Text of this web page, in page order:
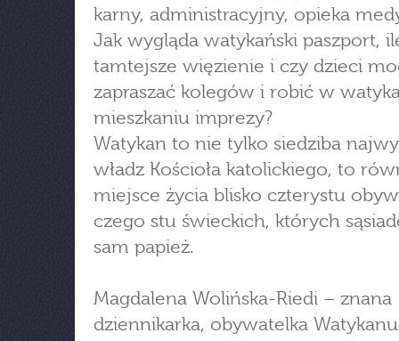
karny, administracyjny, opieka
Jak wygląda watykański paszport,
tamtejsze więzienie i czy dzieci
zapraszać kolegów i robić w
mieszkaniu imprezy?
Watykan to nie tylko siedziba
władz Kościoła katolickiego, to
miejsce życia blisko czterystu
czego stu świeckich, których
sam papież.
Magdalena Wolińska-Riedi – znana
dziennikarka, obywatelka